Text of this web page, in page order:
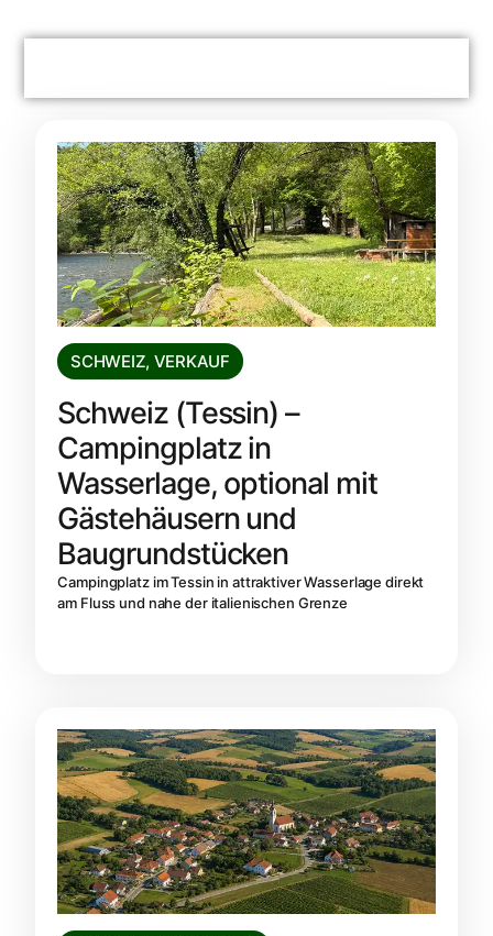
SCHWEIZ, VERKAUF
Schweiz (Tessin) –
Campingplatz in
Wasserlage, optional mit
Gästehäusern und
Baugrundstücken
Campingplatz im Tessin in attraktiver Wasserlage direkt
am Fluss und nahe der italienischen Grenze